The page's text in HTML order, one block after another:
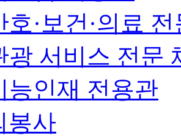
호·보건·의료
광 서비스 전문
능인재 전용관
봉사